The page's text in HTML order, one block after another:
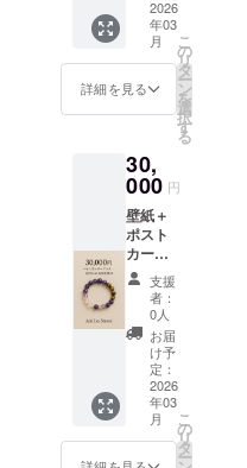
まだまだ夢
の途中です
が、一緒に
わくわくを
作ってくれ
です。
どうぞよろ
しくお願い
します！
レット
or金銀
タイ
ガーア
イブレ
スレッ
ト セミ
ダーブ
レス
クーポ
ンは支
援して
くれた
時に
クーポ
ンコー
ドをお
伝えさ
せてい
ただき
ます！
(発行か
ら３カ
2026
年03
月
詳細を見る
こ
の
リ
タ
ー
ン
を
選
択
す
る
30,
000 円
壁紙＋
ポスト
カード
店舗限
定オリ
ジナル
チャー
ム 水晶
ブレス
レット
or金銀
タイ
ガーア
イブレ
支援
者：
0人
お届
け予
定：
2026
年03
月
こ
の
リ
タ
ー